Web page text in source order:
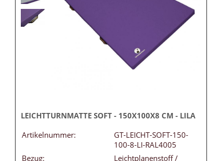
LEICHTTURNMATTE SOFT - 150X100X8 CM - LILA
Artikelnummer:
GT-LEICHT-SOFT-150-
100-8-LI-RAL4005
Bezug:
Leichtplanenstoff /